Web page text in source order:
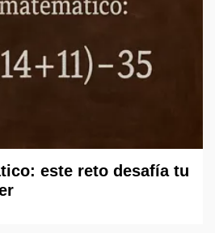
este reto desafía tu